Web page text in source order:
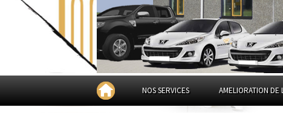
NOS SERVICES AMELIORATION DE